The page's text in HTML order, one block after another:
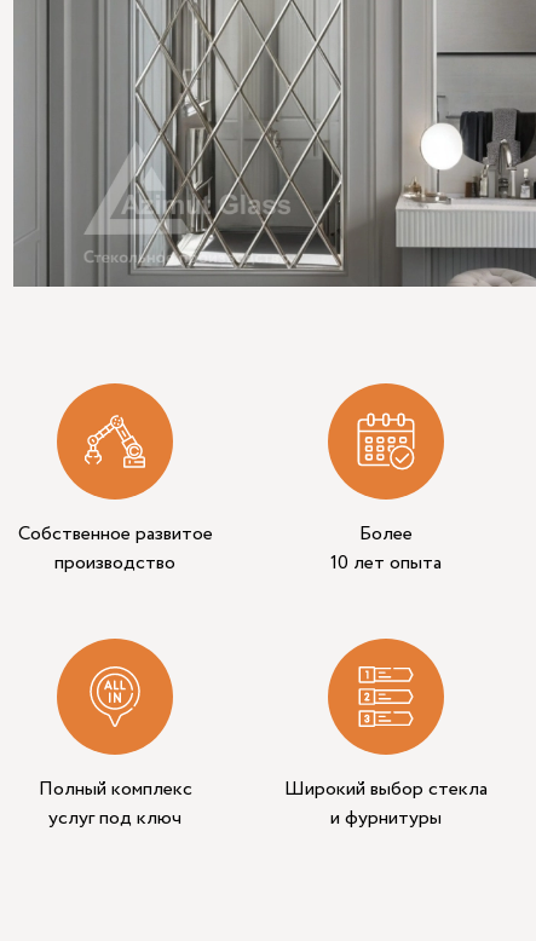
Собственное развитое
производство
Более
10 лет опыта
Полный комплекс
услуг под ключ
Широкий выбор стекла
и фурнитуры